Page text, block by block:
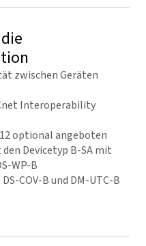
zwischen Geräten
Interoperability
optional angeboten
Devicetyp B-SA mit
WP-B
COV-B und DM-UTC-B